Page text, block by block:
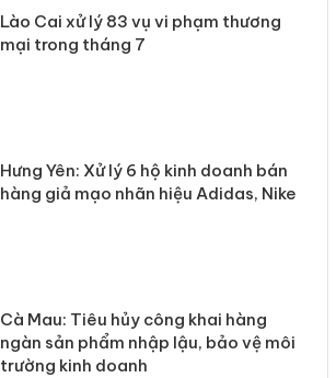
Lào Cai xử lý 83 vụ vi phạm thương
mại trong tháng 7
Hưng Yên: Xử lý 6 hộ kinh doanh bán
hàng giả mạo nhãn hiệu Adidas, Nike
Cà Mau: Tiêu hủy công khai hàng
ngàn sản phẩm nhập lậu, bảo vệ môi
trường kinh doanh